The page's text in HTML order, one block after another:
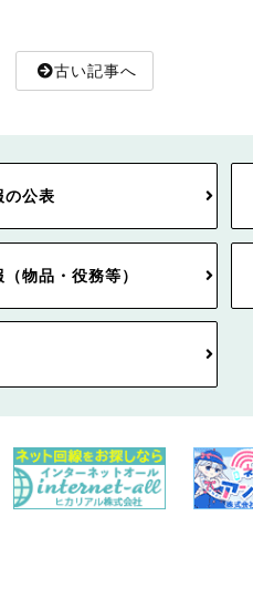
古い記事へ
の公表
物品・役務等）